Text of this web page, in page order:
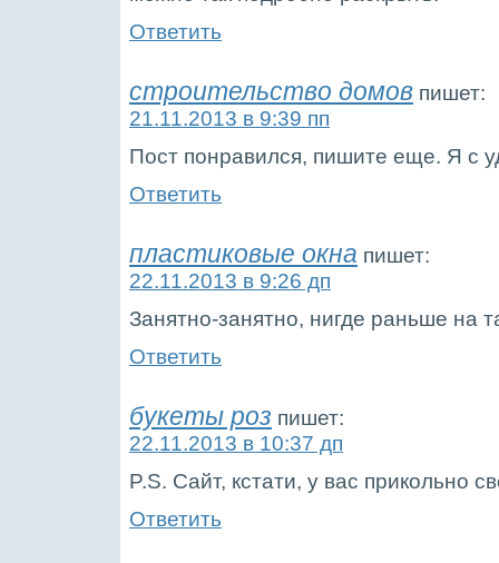
Ответить
строительство домов пишет:
21.11.2013 в 9:39 пп
Пост понравился, пишите еще. Я с
Ответить
пластиковые окна пишет:
22.11.2013 в 9:26 дп
Занятно-занятно, нигде раньше на
Ответить
букеты роз пишет:
22.11.2013 в 10:37 дп
P.S. Сайт, кстати, у вас прикольно
Ответить